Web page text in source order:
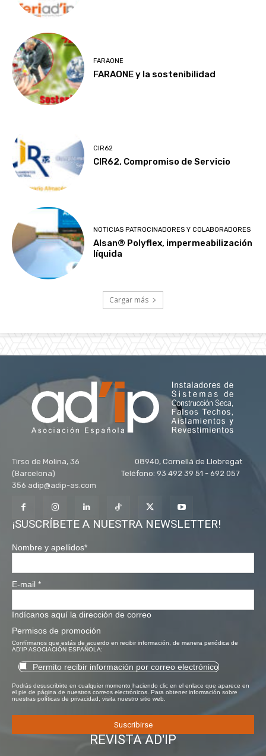
FARAONE
FARAONE y la sostenibilidad
CIR62
CIR62, Compromiso de Servicio
NOTICIAS PATROCINADORES Y COLABORADORES
Alsan® Polyflex, impermeabilización
líquida
Cargar más
Tirso de Molina, 36 08940, Cornellá de Llobregat
(Barcelona) Teléfono: 93 492 39 51 - 692 057
356 adip@adip-as.com
¡SUSCRÍBETE A NUESTRA NEWSLETTER!
Nombre y apellidos*
E-mail *
Indícanos aquí la dirección de correo
Permisos de promoción
Confírmanos que estás de acuerdo en recibir información, de manera periódica de
AD'IP ASOCIACIÓN ESPAÑOLA:
Permito recibir información por correo electrónico
Podrás desuscribirte en cualquier momento haciendo clic en el enlace que aparece en
el pie de página de nuestros correos electrónicos. Para obtener información sobre
nuestras políticas de privacidad, visita nuestro sitio web.
REVISTA AD'IP